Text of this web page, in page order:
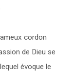
cordon
de Dieu se
évoque le